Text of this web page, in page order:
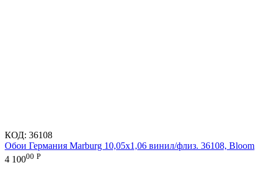
КОД: 36108
Обои Германия Marburg 10,05x1,06 винил/флиз. 36108, Bloom
4 10000 Р